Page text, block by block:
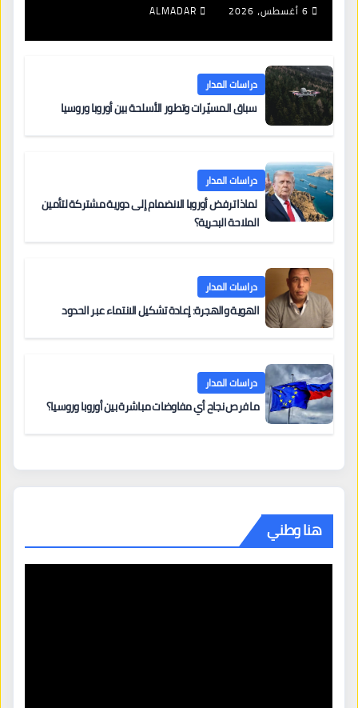
6 أغسطس، 2026 ALMADAR
دراسات المدار
سباق المسيّرات وتطور الأسلحة بين أوروبا وروسيا
دراسات المدار
لماذا ترفض أوروبا الانضمام إلى دورية مشتركة لتأمين
الملاحة البحرية؟
دراسات المدار
الهوية والهجرة: إعادة تشكيل الانتماء عبر الحدود
دراسات المدار
ما فرص نجاح أي مفاوضات مباشرة بين أوروبا وروسيا؟
هنا وطني